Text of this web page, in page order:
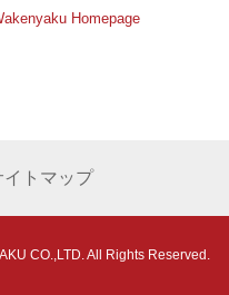
Homepage
イトマップ
CO.,LTD. All Rights Reserved.